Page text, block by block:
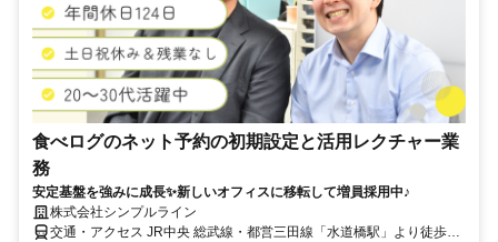
食べログのネット予約の初期設定と活用レクチャー業
務
安定基盤を強みに成長✨新しいオフィスに移転して増員採用中♪
株式会社シンプルライン
交通・アクセス JR中央 総武線・都営三田線「水道橋駅」より徒歩5